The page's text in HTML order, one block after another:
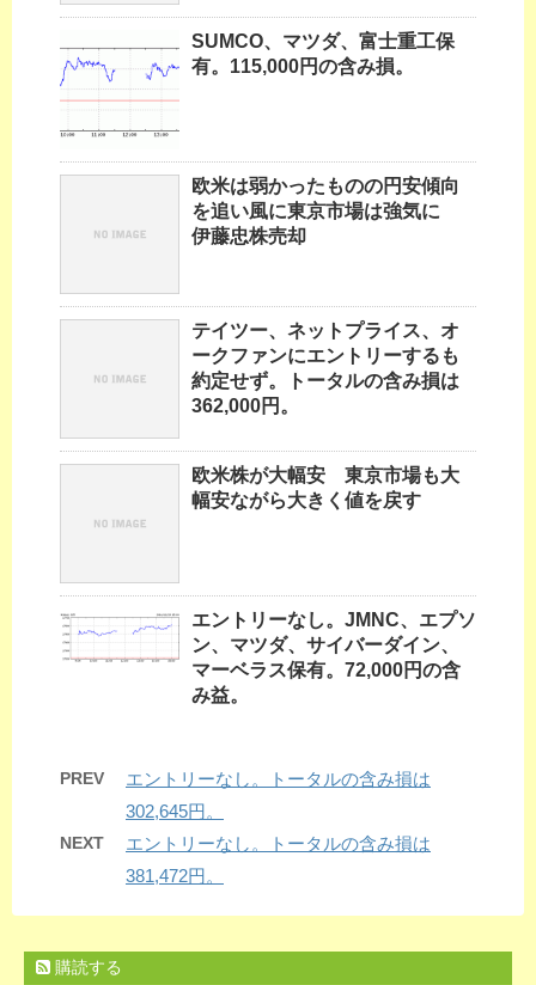
SUMCO、マツダ、富士重工保
有。115,000円の含み損。
欧米は弱かったものの円安傾向
を追い風に東京市場は強気に
伊藤忠株売却
テイツー、ネットプライス、オ
ークファンにエントリーするも
約定せず。トータルの含み損は
362,000円。
欧米株が大幅安 東京市場も大
幅安ながら大きく値を戻す
エントリーなし。JMNC、エプソ
ン、マツダ、サイバーダイン、
マーベラス保有。72,000円の含
み益。
PREV
エントリーなし。トータルの含み損は
302,645円。
NEXT
エントリーなし。トータルの含み損は
381,472円。
購読する